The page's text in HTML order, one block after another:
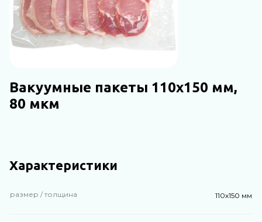
Вакуумные пакеты 110х150 мм,
80 мкм
Характеристики
размер / толщина 110х150 мм